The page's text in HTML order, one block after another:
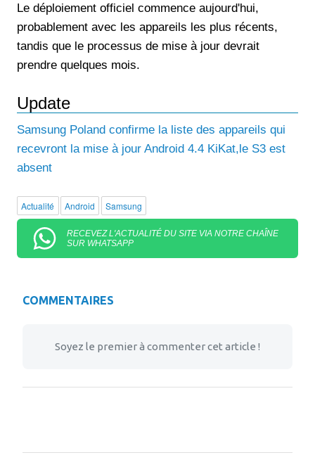
Le déploiement officiel commence aujourd'hui,
probablement avec les appareils les plus récents,
tandis que le processus de mise à jour devrait
prendre quelques mois.
Update
Samsung Poland confirme la liste des appareils qui
recevront la mise à jour Android 4.4 KiKat,le S3 est
absent
Actualité Android Samsung
RECEVEZ L'ACTUALITÉ DU SITE VIA NOTRE CHAÎNE
SUR WHATSAPP
COMMENTAIRES
Soyez le premier à commenter cet article !